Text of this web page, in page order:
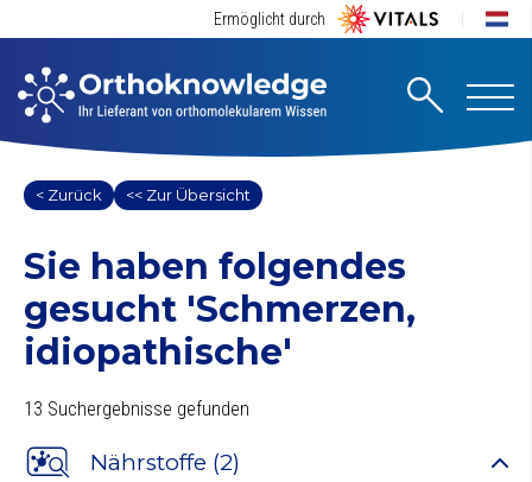
Ermöglicht durch
< Zurück << Zur Übersicht
Sie haben folgendes
gesucht 'Schmerzen,
idiopathische'
13 Suchergebnisse gefunden
Nährstoffe (2)